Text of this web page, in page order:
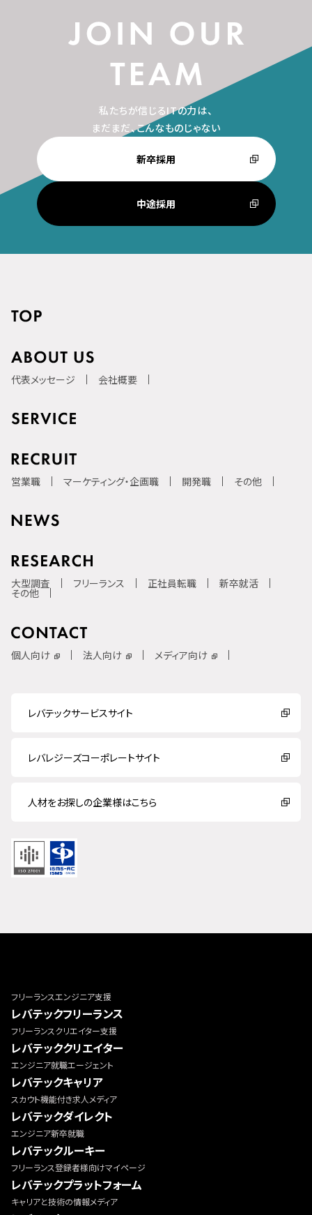
私たちが信じるITの力は、
まだまだ、こんなものじゃない
新卒採用
中途採用
代表メッセージ 会社概要
営業職 マーケティング・企画職 開発職 その他
大型調査 フリーランス 正社員転職 新卒就活
その他
個人向け 法人向け メディア向け
レバテックサービスサイト
レバレジーズコーポレートサイト
人材をお探しの企業様はこちら
フリーランスエンジニア支援
レバテックフリーランス
フリーランスクリエイター支援
レバテッククリエイター
エンジニア就職エージェント
レバテックキャリア
スカウト機能付き求人メディア
レバテックダイレクト
エンジニア新卒就職
レバテックルーキー
フリーランス登録者様向けマイページ
レバテックプラットフォーム
キャリアと技術の情報メディア